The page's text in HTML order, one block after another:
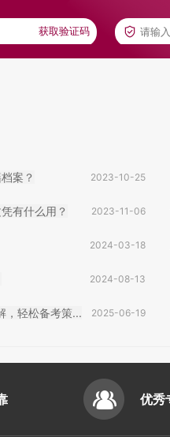
获取验证码
案？ 2023-10-25
有什么用？ 2023-11-06
2024-03-18
2024-08-13
，轻松备考策... 2025-06-19
优秀